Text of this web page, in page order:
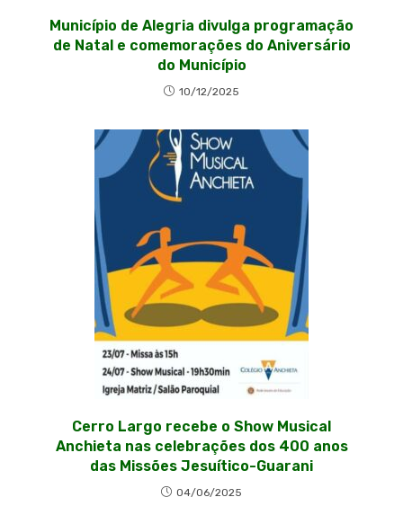
Município de Alegria divulga programação
de Natal e comemorações do Aniversário
do Município
10/12/2025
Cerro Largo recebe o Show Musical
Anchieta nas celebrações dos 400 anos
das Missões Jesuítico-Guarani
04/06/2025